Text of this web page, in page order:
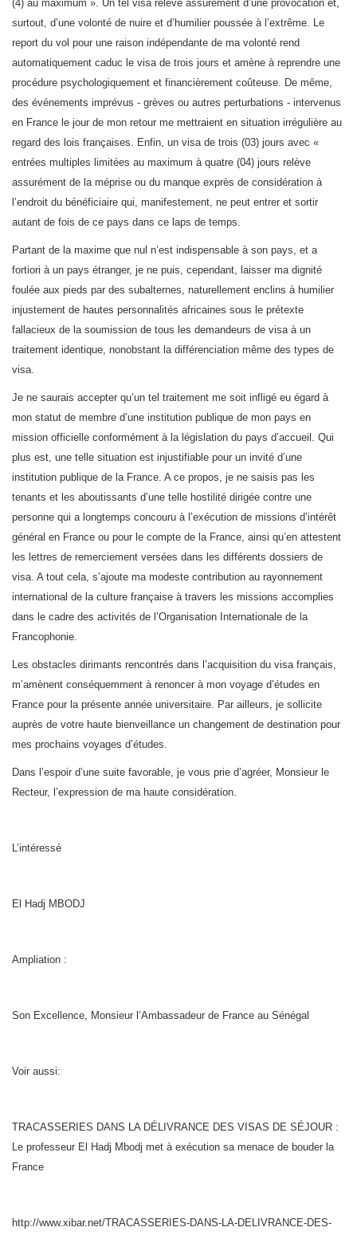
(4) au maximum ». Un tel visa relève assurément d’une provocation et,
surtout, d’une volonté de nuire et d’humilier poussée à l’extrême. Le
report du vol pour une raison indépendante de ma volonté rend
automatiquement caduc le visa de trois jours et amène à reprendre une
procédure psychologiquement et financièrement coûteuse. De même,
des événements imprévus - grèves ou autres perturbations - intervenus
en France le jour de mon retour me mettraient en situation irrégulière au
regard des lois françaises. Enfin, un visa de trois (03) jours avec «
entrées multiples limitées au maximum à quatre (04) jours relève
assurément de la méprise ou du manque exprès de considération à
l’endroit du bénéficiaire qui, manifestement, ne peut entrer et sortir
autant de fois de ce pays dans ce laps de temps.
Partant de la maxime que nul n’est indispensable à son pays, et a
fortiori à un pays étranger, je ne puis, cependant, laisser ma dignité
foulée aux pieds par des subalternes, naturellement enclins à humilier
injustement de hautes personnalités africaines sous le prétexte
fallacieux de la soumission de tous les demandeurs de visa à un
traitement identique, nonobstant la différenciation même des types de
visa.
Je ne saurais accepter qu’un tel traitement me soit infligé eu égard à
mon statut de membre d’une institution publique de mon pays en
mission officielle conformément à la législation du pays d’accueil. Qui
plus est, une telle situation est injustifiable pour un invité d’une
institution publique de la France. A ce propos, je ne saisis pas les
tenants et les aboutissants d’une telle hostilité dirigée contre une
personne qui a longtemps concouru à l’exécution de missions d’intérêt
général en France ou pour le compte de la France, ainsi qu’en attestent
les lettres de remerciement versées dans les différents dossiers de
visa. A tout cela, s’ajoute ma modeste contribution au rayonnement
international de la culture française à travers les missions accomplies
dans le cadre des activités de l’Organisation Internationale de la
Francophonie.
Les obstacles dirimants rencontrés dans l’acquisition du visa français,
m’amènent conséquemment à renoncer à mon voyage d’études en
France pour la présente année universitaire. Par ailleurs, je sollicite
auprès de votre haute bienveillance un changement de destination pour
mes prochains voyages d’études.
Dans l’espoir d’une suite favorable, je vous prie d’agréer, Monsieur le
Recteur, l’expression de ma haute considération.
L’intéressé
El Hadj MBODJ
Ampliation :
Son Excellence, Monsieur l’Ambassadeur de France au Sénégal
Voir aussi:
TRACASSERIES DANS LA DÉLIVRANCE DES VISAS DE SÉJOUR :
Le professeur El Hadj Mbodj met à exécution sa menace de bouder la
France
http://www.xibar.net/TRACASSERIES-DANS-LA-DELIVRANCE-DES-